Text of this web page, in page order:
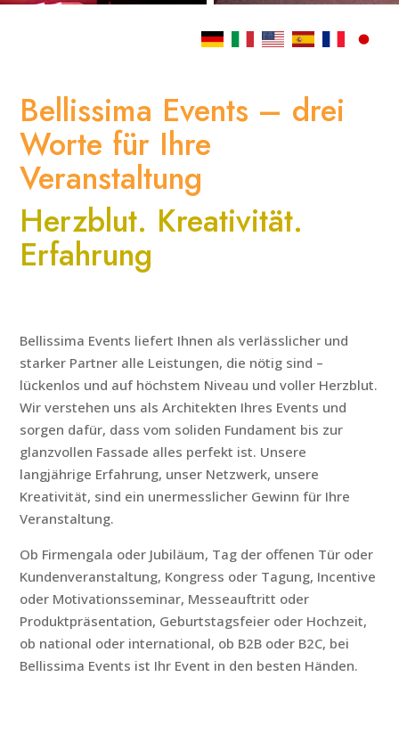
Bellissima Events – drei
Worte für Ihre
Veranstaltung
Herzblut. Kreativität.
Erfahrung
Bellissima Events liefert Ihnen als verlässlicher und
starker Partner alle Leistungen, die nötig sind –
lückenlos und auf höchstem Niveau und voller Herzblut.
Wir verstehen uns als Architekten Ihres Events und
sorgen dafür, dass vom soliden Fundament bis zur
glanzvollen Fassade alles perfekt ist. Unsere
langjährige Erfahrung, unser Netzwerk, unsere
Kreativität, sind ein unermesslicher Gewinn für Ihre
Veranstaltung.
Ob Firmengala oder Jubiläum, Tag der offenen Tür oder
Kundenveranstaltung, Kongress oder Tagung, Incentive
oder Motivationsseminar, Messeauftritt oder
Produktpräsentation, Geburtstagsfeier oder Hochzeit,
ob national oder international, ob B2B oder B2C, bei
Bellissima Events ist Ihr Event in den besten Händen.